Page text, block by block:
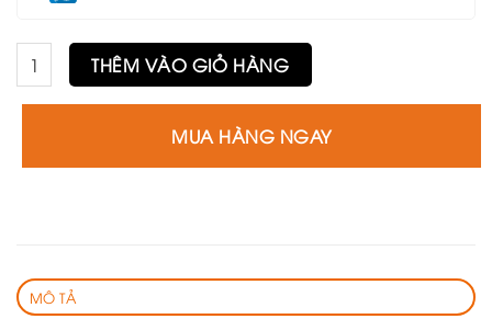
Ghế GLC20 số lượng
THÊM VÀO GIỎ HÀNG
MUA HÀNG NGAY
MÔ TẢ